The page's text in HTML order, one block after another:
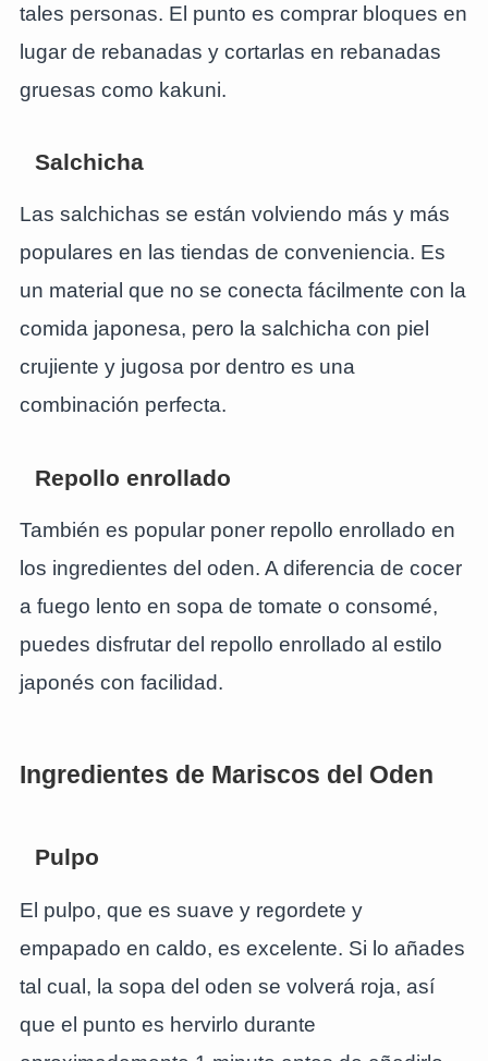
tales personas. El punto es comprar bloques en
lugar de rebanadas y cortarlas en rebanadas
gruesas como kakuni.
Salchicha
Las salchichas se están volviendo más y más
populares en las tiendas de conveniencia. Es
un material que no se conecta fácilmente con la
comida japonesa, pero la salchicha con piel
crujiente y jugosa por dentro es una
combinación perfecta.
Repollo enrollado
También es popular poner repollo enrollado en
los ingredientes del oden. A diferencia de cocer
a fuego lento en sopa de tomate o consomé,
puedes disfrutar del repollo enrollado al estilo
japonés con facilidad.
Ingredientes de Mariscos del Oden
Pulpo
El pulpo, que es suave y regordete y
empapado en caldo, es excelente. Si lo añades
tal cual, la sopa del oden se volverá roja, así
que el punto es hervirlo durante